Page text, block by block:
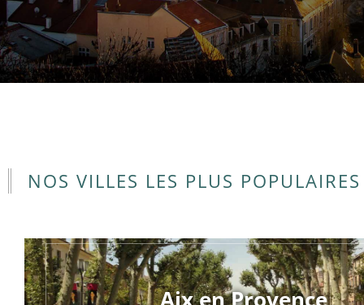
NOS VILLES LES PLUS POPULAIRES